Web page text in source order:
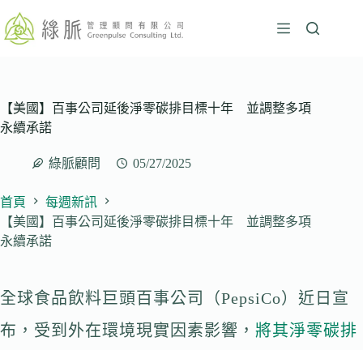
至
容【美國】百事公司延後淨零碳排目標十年 並調整多項
永續承諾
綠脈顧問 05/27/2025
首頁
每週新訊
【美國】百事公司延後淨零碳排目標十年 並調整多項
永續承諾
全球食品飲料巨頭百事公司（PepsiCo）近日宣
布，受到外在環境現實因素影響， 將其淨零碳排